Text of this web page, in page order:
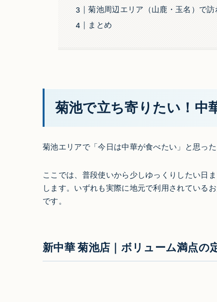
菊池周辺エリア（山鹿・玉名）で
まとめ
菊池で立ち寄りたい！中
菊池エリアで「今日は中華が食べたい」と思っ
ここでは、普段使いから少しゆっくりしたい日
します。いずれも実際に地元で利用されている
です。
新中華 菊池店｜ボリューム満点の